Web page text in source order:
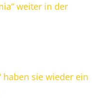
weiter in der
haben sie wieder ein